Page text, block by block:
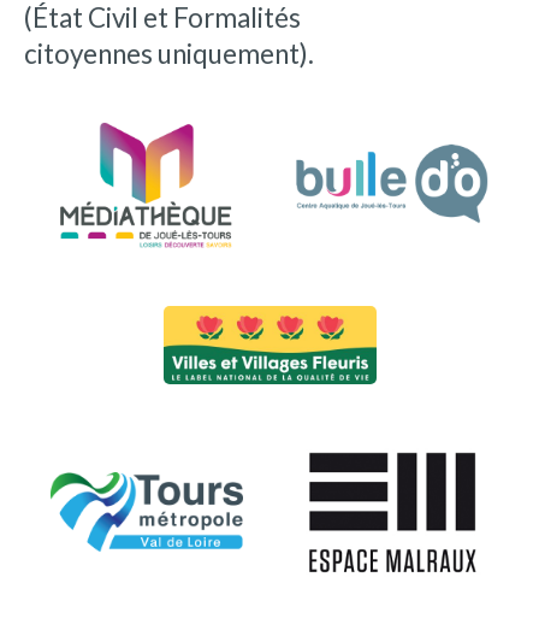
(État Civil et Formalités
citoyennes uniquement).